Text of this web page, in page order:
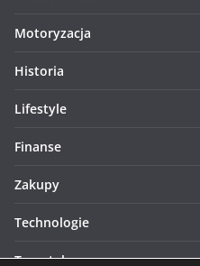
Motoryzacja
Historia
Lifestyle
Finanse
Zakupy
Technologie
Turystyka